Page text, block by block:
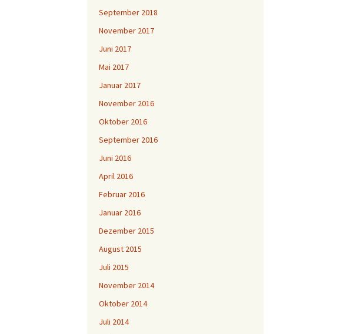
September 2018
November 2017
Juni 2017
Mai 2017
Januar 2017
November 2016
Oktober 2016
September 2016
Juni 2016
April 2016
Februar 2016
Januar 2016
Dezember 2015
August 2015
Juli 2015
November 2014
Oktober 2014
Juli 2014